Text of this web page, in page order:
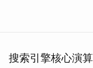
搜索引擎核心演